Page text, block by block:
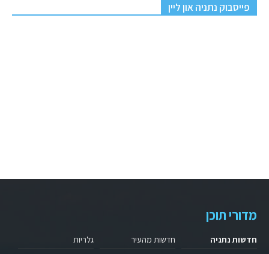
פייסבוק נתניה און ליין
מדורי תוכן
חדשות נתניה
חדשות מהעיר
גלריות